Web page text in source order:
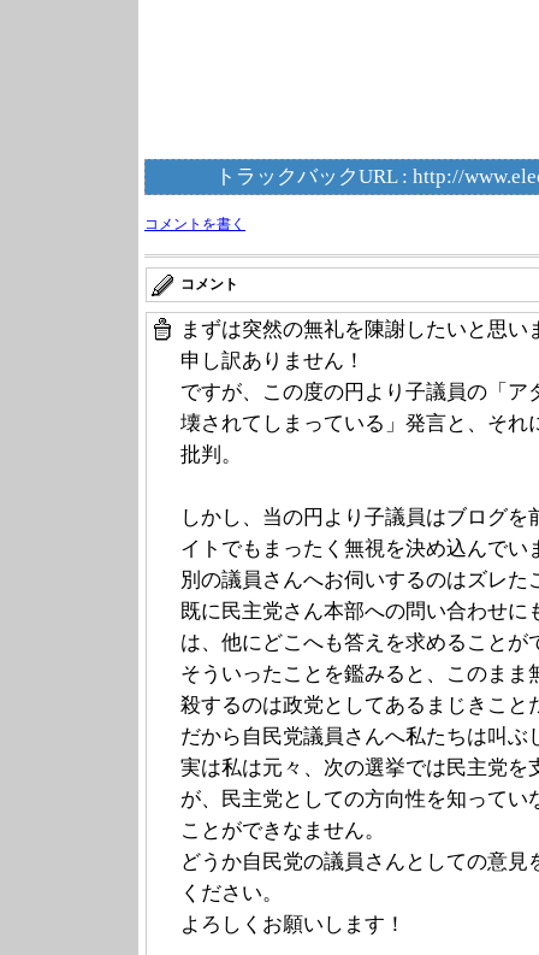
トラックバックURL : http://
コメントを書く
コメント
まずは突然の無礼を陳謝したいと思い
申し訳ありません！
ですが、この度の円より子議員の「ア
壊されてしまっている」発言と、それ
批判。
しかし、当の円より子議員はブログ
イトでもまったく無視を決め込んでい
別の議員さんへお伺いするのはズレ
既に民主党さん本部への問い合わせに
は、他にどこへも答えを求めることが
そういったことを鑑みると、このまま
殺するのは政党としてあるまじきこと
だから自民党議員さんへ私たちは叫ぶ
実は私は元々、次の選挙では民主党を
が、民主党としての方向性を知ってい
ことができなません。
どうか自民党の議員さんとしての意
ください。
よろしくお願いします！